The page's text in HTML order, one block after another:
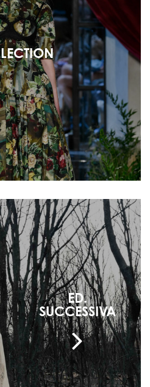
ED.
SUCCESSIVA